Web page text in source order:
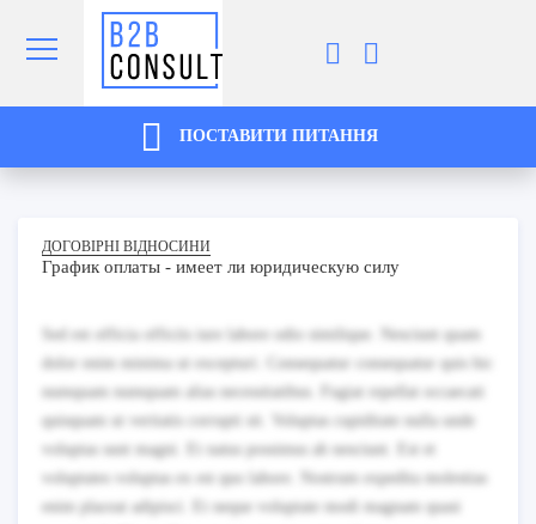
ПОСТАВИТИ ПИТАННЯ
ДОГОВІРНІ ВІДНОСИНИ
График оплаты - имеет ли юридическую силу
Sed est officia officiis iure labore odio similique. Nesciunt quam
dolor enim minima ut excepturi. Consequatur consequatur quis hic
numquam numquam alias necessitatibus. Fugiat repellat occaecati
quisquam ut veritatis corrupti sit. Voluptas cupiditate nulla unde
voluptas sunt magni. Et natus possimus ab nesciunt. Est et
voluptates voluptas ex est quo labore. Nostrum expedita molestias
enim placeat adipisci. Et neque voluptate modi magnam quasi